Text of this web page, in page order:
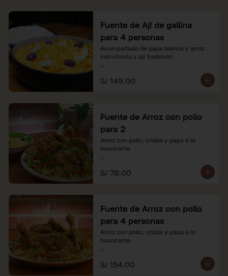
Fuente de Ají de gallina
para 4 personas
Acompañado de papa blanca y arroz
con choclo y ají tradición
*Nuestros precios están expresados en
soles e incluyen impuestos de ley y
S/ 149.00
Fuente de Arroz con pollo
para 2
Arroz con pollo, criolla y papa a la
huancaína
*Nuestros precios están expresados en
soles e incluyen impuestos de ley y
S/ 78.00
Fuente de Arroz con pollo
para 4 personas
Arroz con pollo, criolla y papa a la
huancaína
*Nuestros precios están expresados en
soles e incluyen impuestos de ley y
S/ 154.00